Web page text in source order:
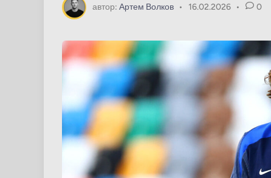
автор: Артем Волков • 16.02.2026 • 0